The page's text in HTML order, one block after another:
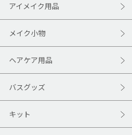
アイメイク用品
メイク小物
ヘアケア用品
バスグッズ
キット